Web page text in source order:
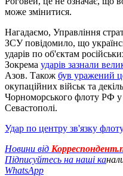
може змінитися.
Нагадаємо, Управління
ЗСУ повідомило, що
ударів по об'єктам
Зокрема ударів зазнали
Азов. Також був уражений
окупаційних військ та
Чорноморського флоту РФ
Севастополі.
Удар по центру зв'язку
Новини від
Підписуйтесь на наші ка
WhatsApp